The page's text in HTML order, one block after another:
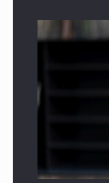
SAPTE